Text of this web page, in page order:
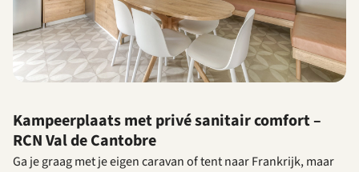
Kampeerplaats met privé sanitair comfort –
RCN Val de Cantobre
Ga je graag met je eigen caravan of tent naar Frankrijk, maar